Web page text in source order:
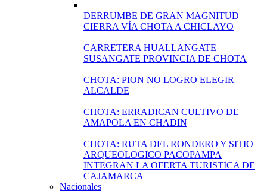
DERRUMBE DE GRAN MAGNITUD
CIERRA VÍA CHOTA A CHICLAYO
CARRETERA HUALLANGATE –
SUSANGATE PROVINCIA DE CHOTA
CHOTA: PION NO LOGRO ELEGIR
ALCALDE
CHOTA: ERRADICAN CULTIVO DE
AMAPOLA EN CHADIN
CHOTA: RUTA DEL RONDERO Y SITIO
ARQUEOLOGICO PACOPAMPA
INTEGRAN LA OFERTA TURISTICA DE
CAJAMARCA
Nacionales